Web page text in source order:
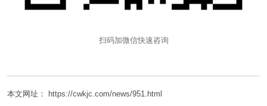
扫码加微信快速咨询
本文网址： https://cwkjc.com/news/951.html